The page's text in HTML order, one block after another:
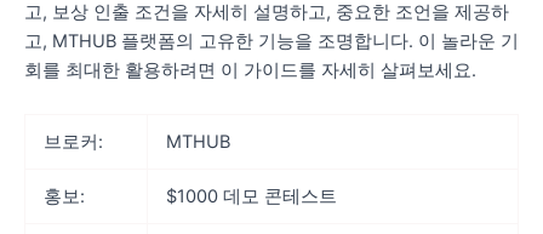
고, 보상 인출 조건을 자세히 설명하고, 중요한 조언을 제공하
고, MTHUB 플랫폼의 고유한 기능을 조명합니다. 이 놀라운 기
회를 최대한 활용하려면 이 가이드를 자세히 살펴보세요.
브로커: MTHUB
홍보: $1000 데모 콘테스트